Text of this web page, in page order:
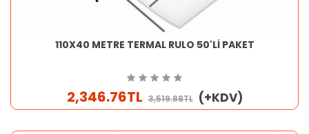
110X40 METRE TERMAL RULO 50'Lİ PAKET
2,346.76TL 3,519.88TL (+KDV)